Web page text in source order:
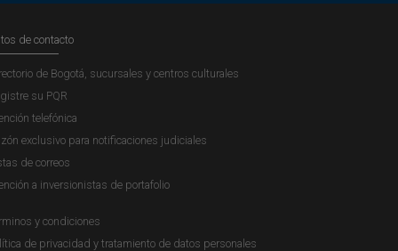
de contacto
de Bogotá, sucursales y centros culturales
su PQR
telefónica
exclusivo para notificaciones judiciales
de correos
a inversionistas de portafolio
y condiciones
de privacidad y tratamiento de datos personales